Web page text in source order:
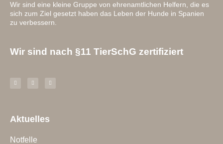
Wir sind eine kleine Gruppe von ehrenamtlichen Helfern, die es
sich zum Ziel gesetzt haben das Leben der Hunde in Spanien
zu verbessern.
Wir sind nach §11 TierSchG zertifiziert
Aktuelles
Notfelle